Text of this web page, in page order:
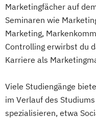
Marketingfächer auf
Seminaren wie
Marketing,
Controlling erwirbst du
Karriere als
Viele Studiengänge
im Verlauf des
spezialisieren, etwa